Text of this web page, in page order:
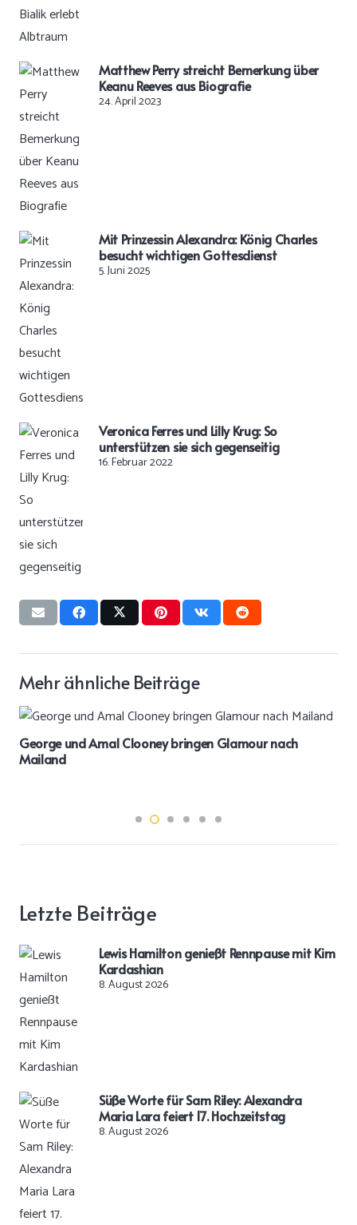
Matthew Perry streicht Bemerkung über
Keanu Reeves aus Biografie
24. April 2023
Mit Prinzessin Alexandra: König Charles
besucht wichtigen Gottesdienst
5. Juni 2025
Veronica Ferres und Lilly Krug: So
unterstützen sie sich gegenseitig
16. Februar 2022
Mehr ähnliche Beiträge
George und Amal Clooney bringen Glamour nach
Mailand
Letzte Beiträge
Lewis Hamilton genießt Rennpause mit Kim
Kardashian
8. August 2026
Süße Worte für Sam Riley: Alexandra
Maria Lara feiert 17. Hochzeitstag
8. August 2026